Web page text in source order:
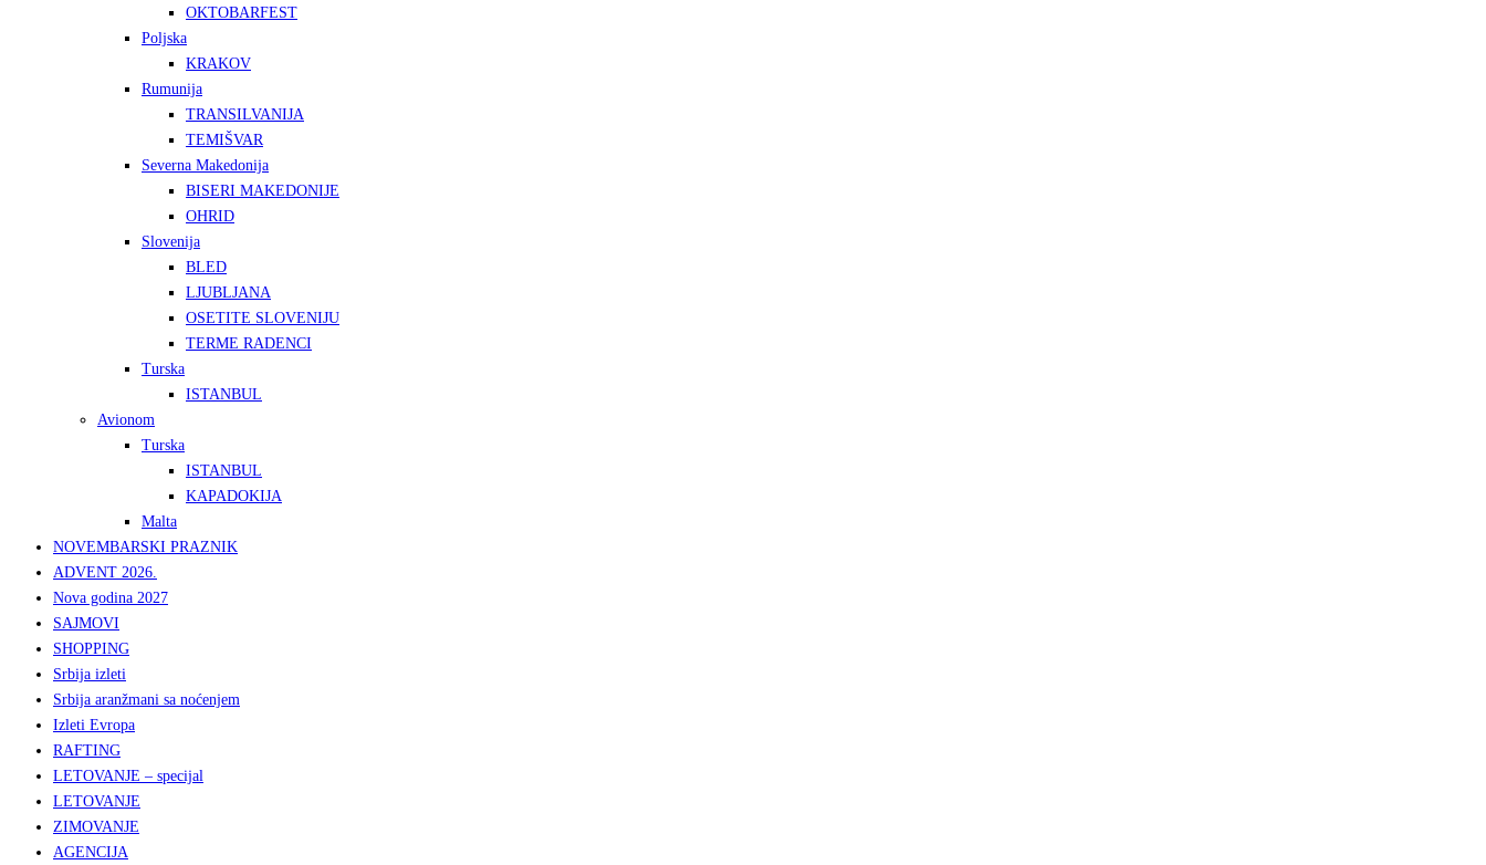
OKTOBARFEST
Poljska
KRAKOV
Rumunija
TRANSILVANIJA
TEMIŠVAR
Severna Makedonija
BISERI MAKEDONIJE
OHRID
Slovenija
BLED
LJUBLJANA
OSETITE SLOVENIJU
TERME RADENCI
Turska
ISTANBUL
Avionom
Turska
ISTANBUL
KAPADOKIJA
Malta
NOVEMBARSKI PRAZNIK
ADVENT 2026.
Nova godina 2027
SAJMOVI
SHOPPING
Srbija izleti
Srbija aranžmani sa noćenjem
Izleti Evropa
RAFTING
LETOVANJE – specijal
LETOVANJE
ZIMOVANJE
AGENCIJA